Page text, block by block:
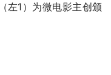
左1）为微电影主创颁